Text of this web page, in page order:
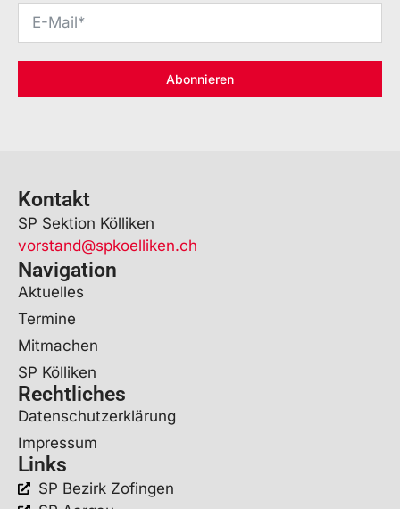
Abonnieren
Kontakt
SP Sektion Kölliken
vorstand@spkoelliken.ch
Navigation
Aktuelles
Termine
Mitmachen
SP Kölliken
Rechtliches
Datenschutzerklärung
Impressum
Links
SP Bezirk Zofingen